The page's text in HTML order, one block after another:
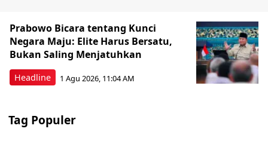
Headline
Prabowo Bicara tentang Kunci
Negara Maju: Elite Harus Bersatu,
Bukan Saling Menjatuhkan
1 Agu 2026, 11:04 AM
Tag Populer